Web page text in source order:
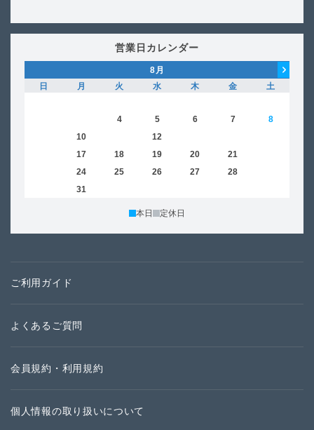
営業日カレンダー
8 月
日
月 火 水 木 金
土
4 5 6 7
8
10 12
17 18 19 20 21
24 25 26 27 28
31
本日 定休日
ご利用ガイド
よくあるご質問
会員規約・利用規約
個人情報の取り扱いについて